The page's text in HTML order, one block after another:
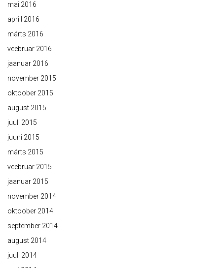
mai 2016
aprill 2016
märts 2016
veebruar 2016
jaanuar 2016
november 2015
oktoober 2015
august 2015
juuli 2015
juuni 2015
märts 2015
veebruar 2015
jaanuar 2015
november 2014
oktoober 2014
september 2014
august 2014
juuli 2014